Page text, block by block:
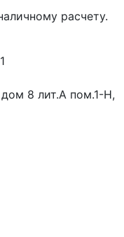
расчету.
дом 8 лит.А пом.1-Н,